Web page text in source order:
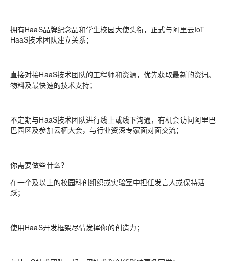
拥有HaaS品牌纪念品和学生校园大使头衔，正式与阿里云IoT
HaaS技术团队建立关系；
直接对接HaaS技术团队的工程师和资源，优先获取最新的资讯、
物料及最快速的技术支持；
不定期与HaaS技术团队进行线上或线下沟通，有机会访问阿里巴
巴园区及参加云栖大会，与行业资深专家面对面交流；
你需要做些什么？
在一个及以上的校园科创组织或实验室中担任发言人或保持活
跃；
使用HaaS开发框架尽情发挥你的创造力；